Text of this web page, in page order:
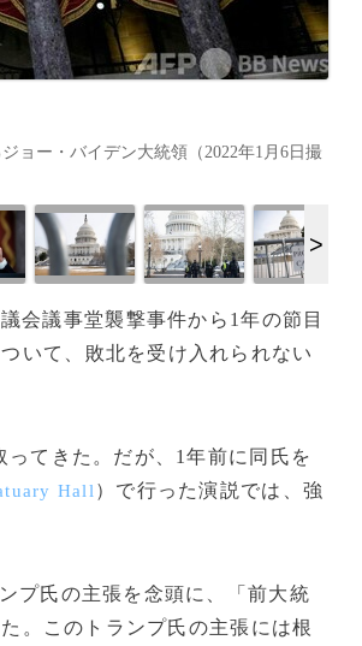
ョー・バイデン大統領（2022年1月6日撮
会議事堂襲撃事件から1年の節目
いて、敗北を受け入れられない
てきた。だが、1年前に同氏を
Hall ）で行った演説では、強
プ氏の主張を念頭に、「前大統
。このトランプ氏の主張には根